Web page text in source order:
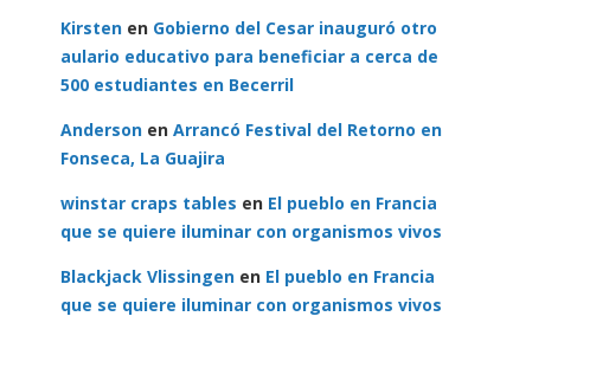
Kirsten en Gobierno del Cesar inauguró otro
aulario educativo para beneficiar a cerca de
500 estudiantes en Becerril
Anderson en Arrancó Festival del Retorno en
Fonseca, La Guajira
winstar craps tables en El pueblo en Francia
que se quiere iluminar con organismos vivos
Blackjack Vlissingen en El pueblo en Francia
que se quiere iluminar con organismos vivos